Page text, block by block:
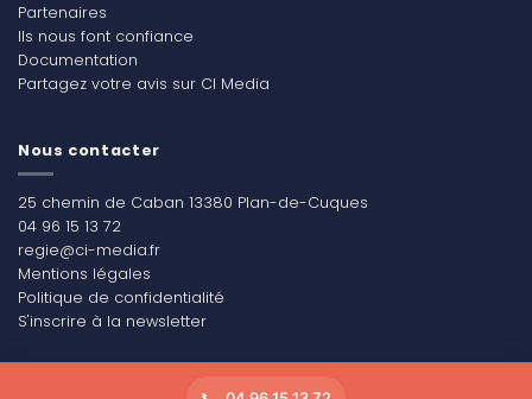
Partenaires
Ils nous font confiance
Documentation
Partagez votre avis sur CI Media
Nous contacter
25 chemin de Caban 13380 Plan-de-Cuques
04 96 15 13 72
regie@ci-media.fr
Mentions légales
Politique de confidentialité
S'inscrire à la newsletter